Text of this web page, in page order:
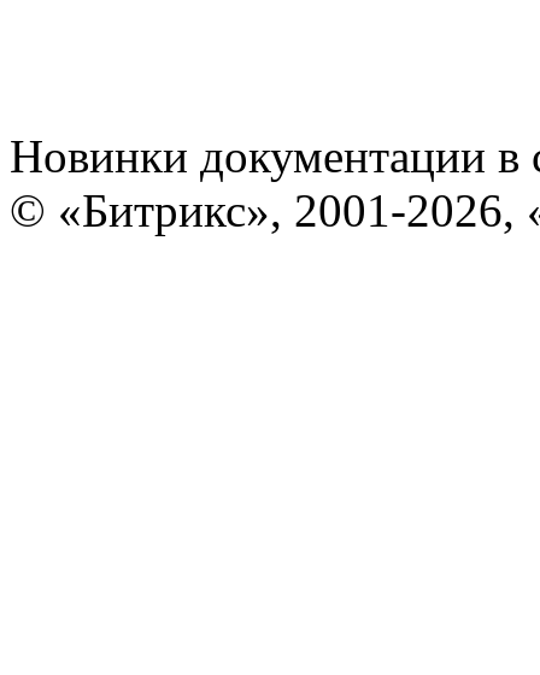
Новинки документации в
© «Битрикс», 2001-2026,